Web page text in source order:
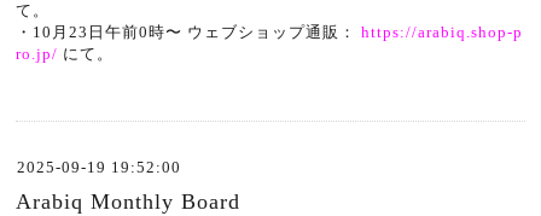
て。
・10月23日午前0時〜 ウェブショップ通販：https://arabiq.shop-p
ro.jp/ にて。
2025-09-19 19:52:00
Arabiq Monthly Board